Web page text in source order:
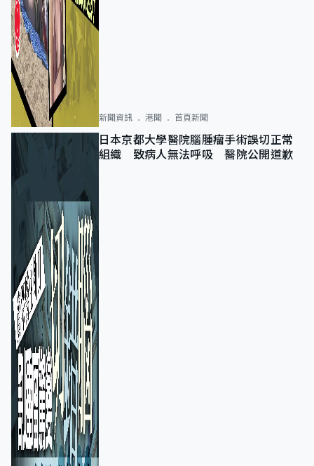
新聞資訊 港聞 首頁新聞
日本京都大學醫院腦腫瘤手術誤切正常
組織 致病人無法呼吸 醫院公開道歉